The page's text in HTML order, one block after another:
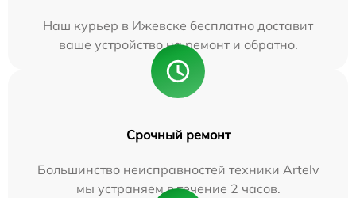
Наш курьер в Ижевске бесплатно доставит
ваше устройство на ремонт и обратно.
Срочный ремонт
Большинство неисправностей техники Artelv
мы устраняем в течение 2 часов.